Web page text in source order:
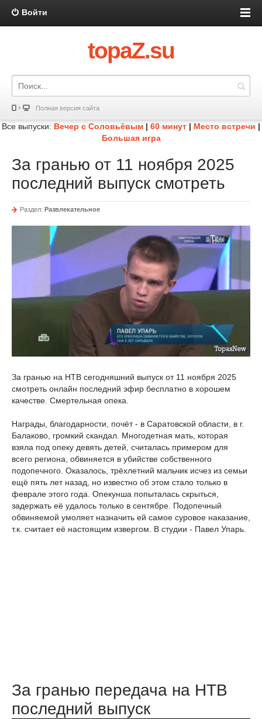
Войти
topaZ.su
Полная версия сайта
Все выпуски: Вечер с Соловьёвым | 60 минут | Место встречи |
Большая игра
За гранью от 11 ноября 2025
последний выпуск смотреть
Раздел: Развлекательное
За гранью на НТВ сегодняшний выпуск от 11 ноября 2025
смотреть онлайн последний эфир бесплатно в хорошем
качестве. Смертельная опека.
Награды, благодарности, почёт - в Саратовской области, в г.
Балаково, громкий скандал. Многодетная мать, которая
взяла под опеку девять детей, считалась примером для
всего региона, обвиняется в убийстве собственного
подопечного. Оказалось, трёхлетний мальчик исчез из семьи
ещё пять лет назад, но известно об этом стало только в
феврале этого года. Опекунша попыталась скрыться,
задержать её удалось только в сентябре. Подопечный
обвиняемой умоляет назначить ей самое суровое наказание,
т.к. считает её настоящим извергом. В студии - Павел Упарь.
За гранью передача на НТВ
последний выпуск